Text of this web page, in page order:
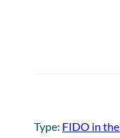
Type: FIDO in